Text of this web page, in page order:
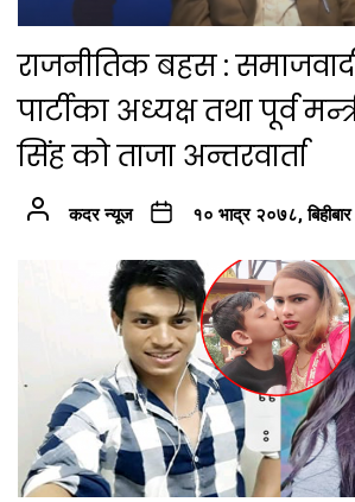
राजनीतिक बहस :
पार्टीका अध्यक्ष तथा पूर्व
सिंह को ताजा अन्तरवार्ता
कदर न्यूज १० भाद्र २०७८,